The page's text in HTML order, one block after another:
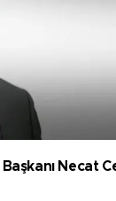
Necat